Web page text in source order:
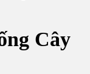
Cây